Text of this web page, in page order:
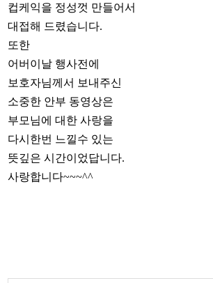
컵케익을 정성껏 만들어서
대접해 드렸습니다.
또한
어버이날 행사전에
보호자님께서 보내주신
소중한 안부 동영상은
부모님에 대한 사랑을
다시한번 느낄수 있는
뜻깊은 시간이었답니다.
사랑합니다~~~^^